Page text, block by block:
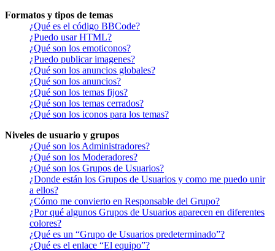
Formatos y tipos de temas
¿Qué es el código BBCode?
¿Puedo usar HTML?
¿Qué son los emoticonos?
¿Puedo publicar imagenes?
¿Qué son los anuncios globales?
¿Qué son los anuncios?
¿Qué son los temas fijos?
¿Qué son los temas cerrados?
¿Qué son los iconos para los temas?
Niveles de usuario y grupos
¿Qué son los Administradores?
¿Qué son los Moderadores?
¿Qué son los Grupos de Usuarios?
¿Donde están los Grupos de Usuarios y como me puedo unir
a ellos?
¿Cómo me convierto en Responsable del Grupo?
¿Por qué algunos Grupos de Usuarios aparecen en diferentes
colores?
¿Qué es un “Grupo de Usuarios predeterminado”?
¿Qué es el enlace “El equipo”?